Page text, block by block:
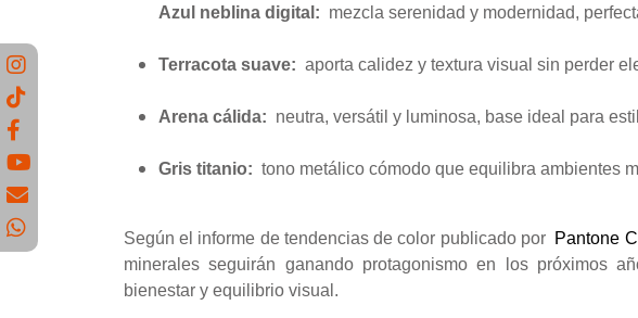
Azul neblina digital: mezcla serenidad y modernidad,
Terracota suave: aporta calidez y textura visual sin perder
Arena cálida: neutra, versátil y luminosa, base ideal para
Gris titanio: tono metálico cómodo que equilibra ambientes
Según el informe de tendencias de color publicado por Pantone
minerales seguirán ganando protagonismo en los próximos
bienestar y equilibrio visual.